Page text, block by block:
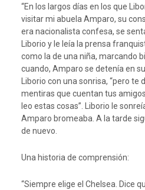
“En los largos días en los que
visitar mi abuela Amparo, su
era nacionalista confesa, se
Liborio y le leía la prensa
como la de una niña, marcando
cuando, Amparo se detenía en
Liborio con una sonrisa, “pero te
mentiras que cuentan tus
leo estas cosas”. Liborio le
Amparo bromeaba. A la tarde
de nuevo.
Una historia de comprensión:
“Siempre elige el Chelsea. Dice